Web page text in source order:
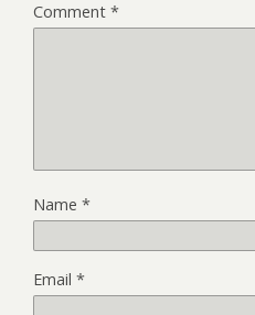
Comment *
Name *
Email *